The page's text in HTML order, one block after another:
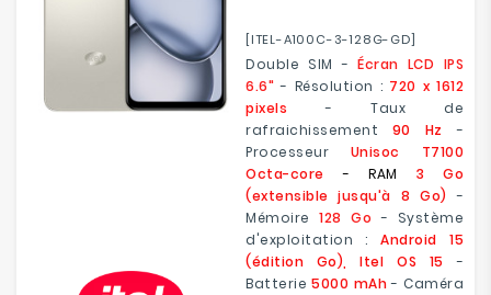
[ITEL-A100C-3-128G-GD]
Double SIM -Écran LCD IPS
6.6" - Résolution : 720 x 1612
pixels - Taux de
rafraichissement 90 Hz -
Processeur Unisoc T7100
Octa-core
- RAM
3 Go
(extensible jusqu'à 8 Go) -
Mémoire 128 Go - Système
d'exploitation :Android 15
(édition Go), Itel OS 15
-
Batterie5000 mAh- Caméra